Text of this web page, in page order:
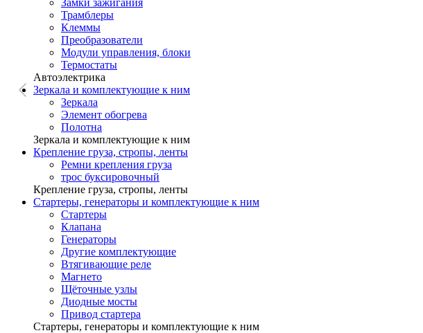
Замки зажигания
Трамблеры
Клеммы
Преобразователи
Модули управления, блоки
Термостаты
Автоэлектрика
Зеркала и комплектующие к ним
Зеркала
Элемент обогрева
Полотна
Зеркала и комплектующие к ним
Крепление груза, стропы, ленты
Ремни крепления груза
трос буксировочный
Крепление груза, стропы, ленты
Стартеры, генераторы и комплектующие к ним
Стартеры
Клапана
Генераторы
Другие комплектующие
Втягивающие реле
Магнето
Щёточные узлы
Диодные мосты
Привод стартера
Стартеры, генераторы и комплектующие к ним